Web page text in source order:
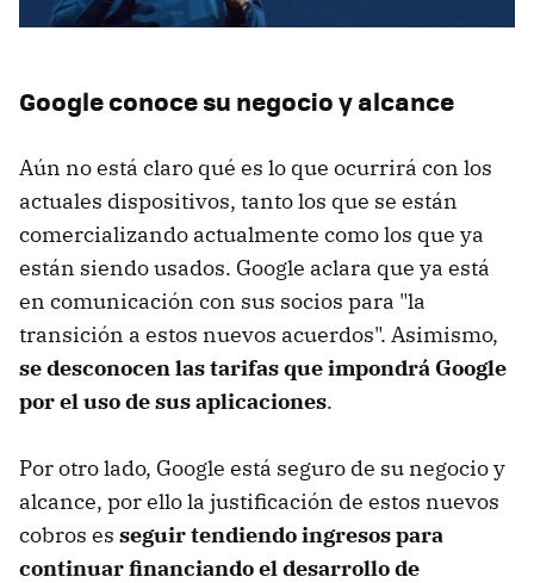
Google conoce su negocio y alcance
Aún no está claro qué es lo que ocurrirá con los
actuales dispositivos, tanto los que se están
comercializando actualmente como los que ya
están siendo usados. Google aclara que ya está
en comunicación con sus socios para "la
transición a estos nuevos acuerdos". Asimismo,
se desconocen las tarifas que impondrá Google
por el uso de sus aplicaciones.
Por otro lado, Google está seguro de su negocio y
alcance, por ello la justificación de estos nuevos
cobros es seguir tendiendo ingresos para
continuar financiando el desarrollo de